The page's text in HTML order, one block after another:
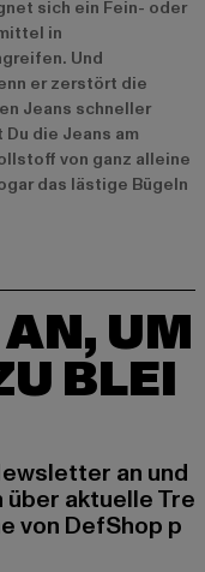
sich ein Fein- oder
in
Und
er zerstört die
Jeans schneller
die Jeans am
von ganz alleine
das lästige Bügeln
UM
BLEI
an und
aktuelle Tre
von DefShop p